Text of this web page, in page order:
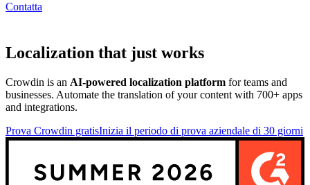
Contatta
Localization that just works
Crowdin is an AI-powered localization platform for teams and
businesses. Automate the translation of your content with 700+ apps
and integrations.
Prova Crowdin gratisInizia il periodo di prova aziendale di 30 giorni